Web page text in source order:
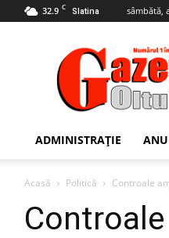
32.9 C Slatina sâmbătă,
ADMINISTRAȚIE
Acasă Politică Controale